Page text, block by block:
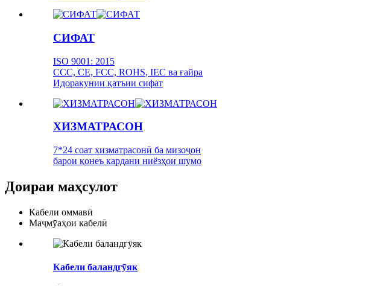
СИФАТ
ISO 9001: 2015
CCC, CE, FCC, ROHS, IEC ва ғайра
Идоракунии қатъии сифат
ХИЗМАТРАСОН
7*24 соат хизматрасонӣ ба мизоҷон
барои қонеъ кардани ниёзҳои шумо
Доираи маҳсулот
Кабели оммавӣ
Маҷмӯаҳои кабелӣ
Кабели баландгӯяк